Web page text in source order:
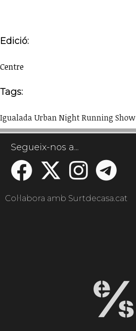
Edició:
Centre
Tags:
Igualada Urban Night Running Show
Segueix-nos a...
Col·labora amb Surtdecasa.cat